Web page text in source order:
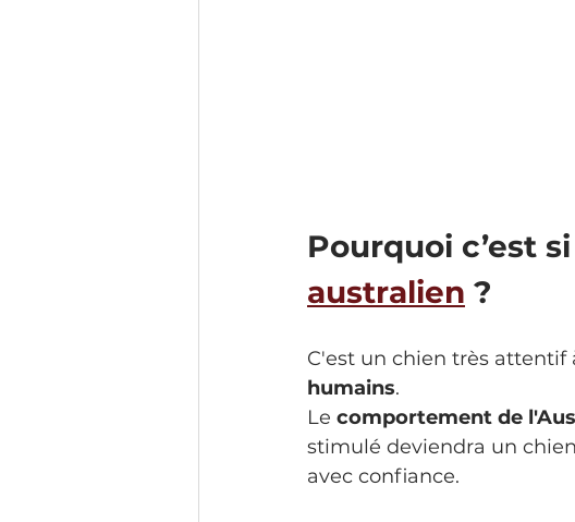
Pourquoi c’est
australien ?
C'est un chien très attentif
humains.
Le comportement de
stimulé deviendra un
avec confiance.